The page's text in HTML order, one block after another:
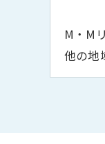
M・M
他の地